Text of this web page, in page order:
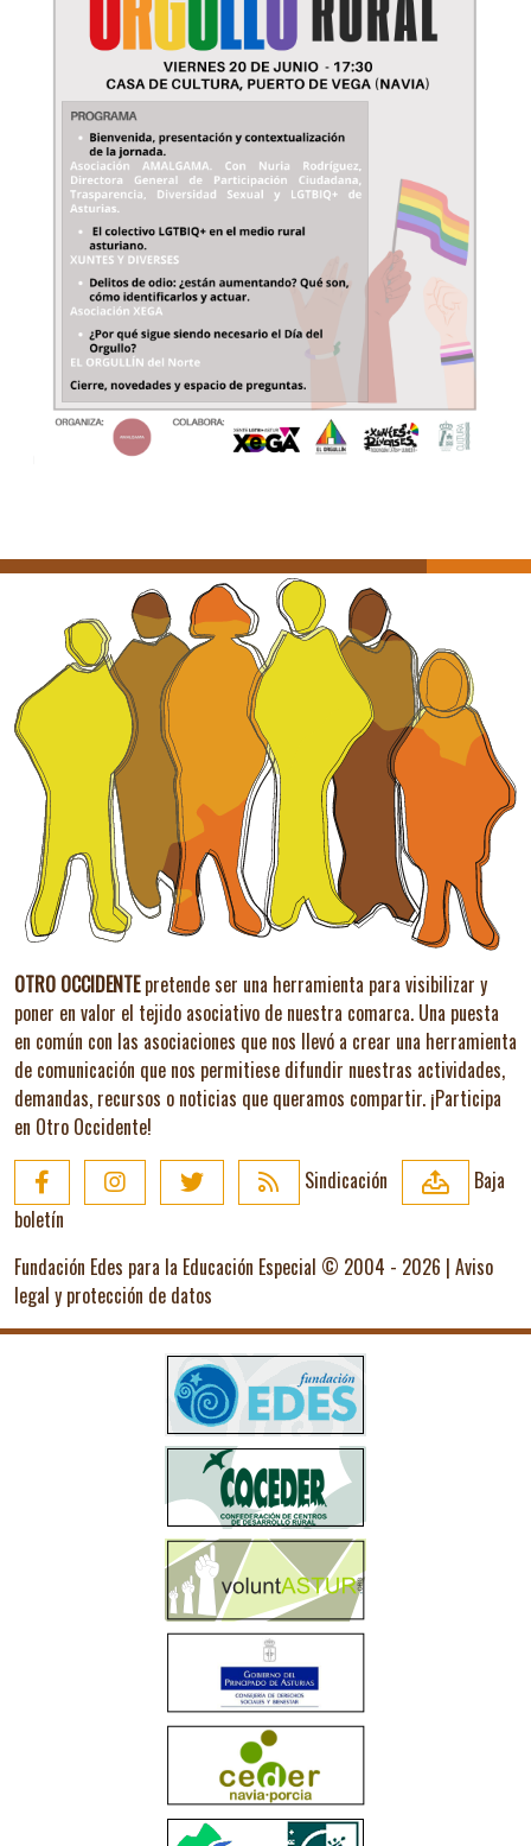
OTRO OCCIDENTEpretende ser una herramienta para visibilizar y
poner en valor el tejido asociativo de nuestra comarca. Una puesta
en común con las asociaciones que nos llevó a crear una herramienta
de comunicación que nos permitiese difundir nuestras actividades,
demandas, recursos o noticias que queramos compartir. ¡Participa
en Otro Occidente!
Sindicación
Baja
boletín
Fundación Edes para la Educación Especial © 2004 - 2026 | Aviso
legal y protección de datos